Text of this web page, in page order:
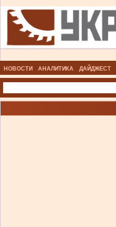
НОВОСТИ АНАЛИТИКА ДАЙДЖЕСТ